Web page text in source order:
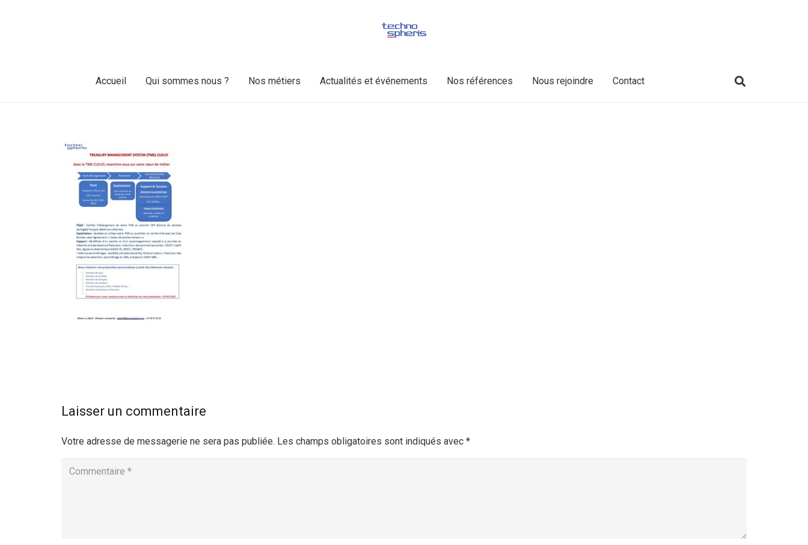
Accueil Qui sommes nous ? Nos métiers Actualités et événements Nos références Nous rejoindre Contact
Laisser un commentaire
Votre adresse de messagerie ne sera pas publiée. Les champs obligatoires sont indiqués avec *